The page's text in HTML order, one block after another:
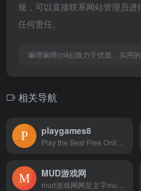
规，可以直接联系网站管理员
任何责任。
嘛哩嘛哩(m站)致力于优质、实用
相关导航
playgames8
MUD游戏网